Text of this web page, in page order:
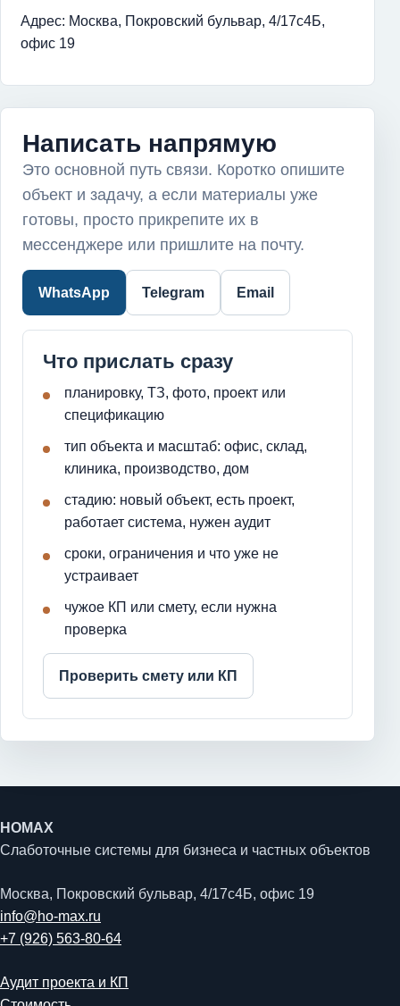
Адрес: Москва, Покровский бульвар, 4/17с4Б,
офис 19
Написать напрямую
Это основной путь связи. Коротко опишите
объект и задачу, а если материалы уже
готовы, просто прикрепите их в
мессенджере или пришлите на почту.
WhatsApp Telegram Email
Что прислать сразу
планировку, ТЗ, фото, проект или
спецификацию
тип объекта и масштаб: офис, склад,
клиника, производство, дом
стадию: новый объект, есть проект,
работает система, нужен аудит
сроки, ограничения и что уже не
устраивает
чужое КП или смету, если нужна
проверка
Проверить смету или КП
HOMAX
Слаботочные системы для бизнеса и частных объектов
Москва, Покровский бульвар, 4/17с4Б, офис 19
info@ho-max.ru
+7 (926) 563-80-64
Аудит проекта и КП